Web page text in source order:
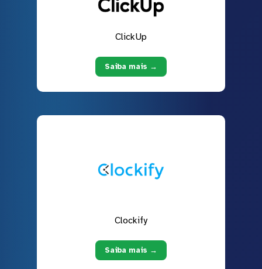
ClickUp
Saiba mais →
Clockify
Saiba mais →